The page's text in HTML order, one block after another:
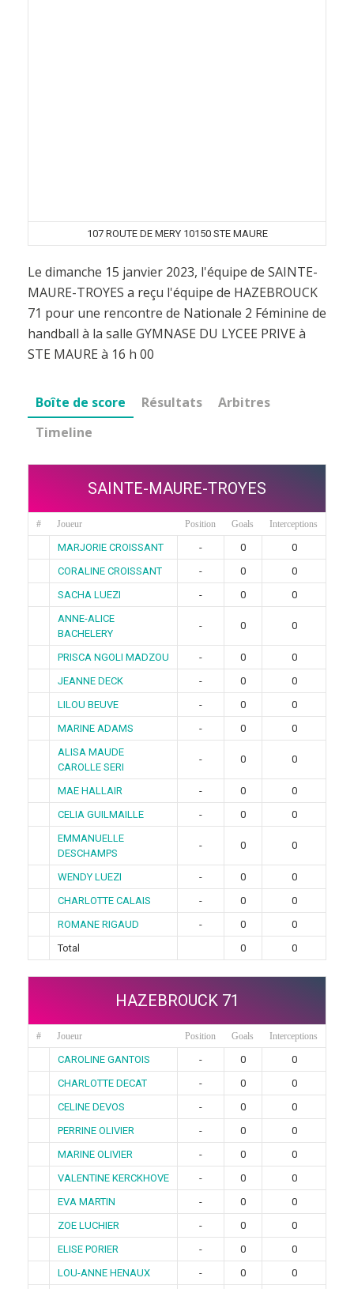
107 ROUTE DE MERY 10150 STE MAURE
Le dimanche 15 janvier 2023, l'équipe de SAINTE-
MAURE-TROYES a reçu l'équipe de HAZEBROUCK
71 pour une rencontre de Nationale 2 Féminine de
handball à la salle GYMNASE DU LYCEE PRIVE à
STE MAURE à 16 h 00
Boîte de score Résultats
Arbitres
Timeline
SAINTE-MAURE-TROYES
# Joueur Position Goals Interceptions
MARJORIE CROISSANT - 0
0
CORALINE CROISSANT
- 0
0
SACHA LUEZI
- 0
0
ANNE-ALICE
BACHELERY
- 0 0
PRISCA NGOLI MADZOU - 0
0
JEANNE DECK
- 0
0
LILOU BEUVE
- 0
0
MARINE ADAMS
- 0
0
ALISA MAUDE
CAROLLE SERI
- 0 0
MAE HALLAIR - 0
0
CELIA GUILMAILLE
- 0
0
EMMANUELLE
DESCHAMPS
- 0 0
WENDY LUEZI - 0
0
CHARLOTTE CALAIS
- 0
0
ROMANE RIGAUD
- 0
0
Total
0 0
HAZEBROUCK 71
# Joueur Position Goals Interceptions
CAROLINE GANTOIS - 0
0
CHARLOTTE DECAT
- 0
0
CELINE DEVOS
- 0
0
PERRINE OLIVIER
- 0
0
MARINE OLIVIER
- 0
0
VALENTINE KERCKHOVE
- 0
0
EVA MARTIN
- 0
0
ZOE LUCHIER
- 0
0
ELISE PORIER
- 0
0
LOU-ANNE HENAUX
- 0
0